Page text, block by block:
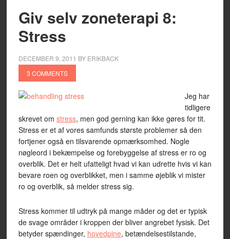
Giv selv zoneterapi 8:
Stress
DECEMBER 9, 2011 BY ERIKBACK
3 COMMENTS
Jeg har
tidligere
skrevet om stress, men god gerning kan ikke gøres for tit.
Stress er et af vores samfunds største problemer så den
fortjener også en tilsvarende opmærksomhed. Nogle
nøgleord i bekæmpelse og forebyggelse af stress er ro og
overblik. Det er helt ufatteligt hvad vi kan udrette hvis vi kan
bevare roen og overblikket, men i samme øjeblik vi mister
ro og overblik, så melder stress sig.
Stress kommer til udtryk på mange måder og det er typisk
de svage områder i kroppen der bliver angrebet fysisk. Det
betyder spændinger, hovedpine, betændelsestilstande,